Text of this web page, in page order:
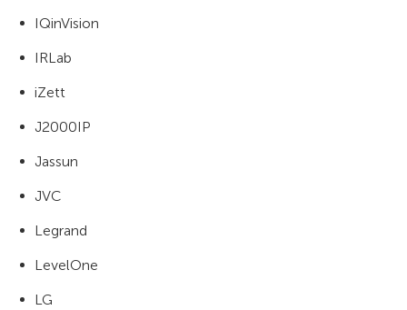
IQinVision
IRLab
iZett
J2000IP
Jassun
JVC
Legrand
LevelOne
LG